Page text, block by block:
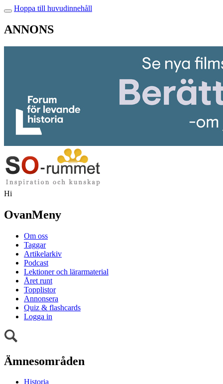
Hoppa till huvudinnehåll
ANNONS
Hi
OvanMeny
Om oss
Taggar
Artikelarkiv
Podcast
Lektioner och lärarmaterial
Året runt
Topplistor
Annonsera
Quiz & flashcards
Logga in
Ämnesområden
Historia